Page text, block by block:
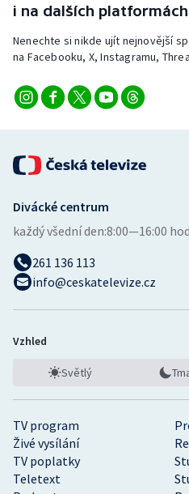
i na dalších
Nenechte si nikde ujít nejnovější
na Facebooku, X, Instagramu,
TV program
Živé vysílání
TV poplatky
Teletext
Divácké centrum
každý všední den:8:00—16:00
261 136 113
info@ceskatelevize.cz
Vzhled
Světlý